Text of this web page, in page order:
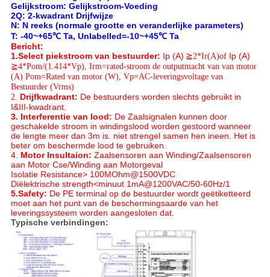
Gelijkstroom: Gelijkstroom-Voeding
2Q: 2-kwadrant Drijfwijze
N: N reeks (normale grootte en veranderlijke parameters)
T: -40~+65℃ Ta, Unlabelled=-10~+45℃ Ta
Bericht:
1.Select piekstroom van bestuurder: Ip (A) ≧2*Ir(A)of Ip (A)
≧4*Pom/(1.414*Vp), Irm=rated-stroom de outputmacht van van motor
(A) Pom=Rated van motor (W), Vp=AC-leveringsvoltage van
Bestuurder (Vrms)
2. Drijfkwadrant: De bestuurders worden slechts gebruikt in
I&III-kwadrant.
3. Interferentie van lood: De Zaalsignalen kunnen door
geschakelde stroom in windingslood worden gestoord wanneer
de lengte meer dan 3m is. niet strengel samen hen ineen. Het is
beter om beschermde lood te gebruiken.
4. Motor Insultaion: Zaalsensoren aan Winding/Zaalsensoren
aan Motor Cse/Winding aan Motorgeval
Isolatie Resistance> 100MOhm@1500VDC
Diëlektrische strength<minuut 1mA@1200VAC/50-60Hz/1
5.Safety: De PE terminal op de bestuurder wordt geëtiketteerd
moet aan het punt van de beschermingsaarde van het
leveringssysteem worden aangesloten dat.
Typische verbindingen: